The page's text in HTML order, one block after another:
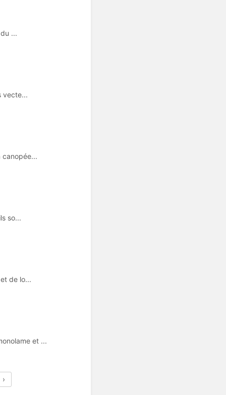
...
vecte...
canopée...
so...
de lo...
et ...
›